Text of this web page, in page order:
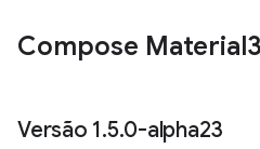
Compose
Versão 1.5.0-alpha23